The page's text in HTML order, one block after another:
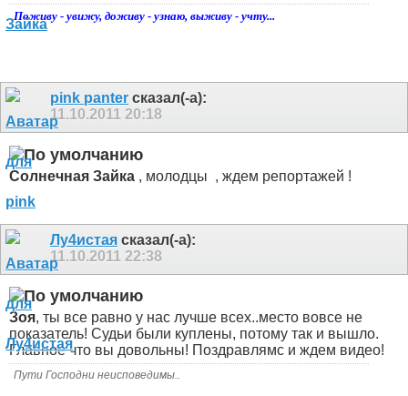
Поживу - увижу, доживу - узнаю, выживу - учту...
pink panter сказал(-а):
11.10.2011 20:18
Солнечная Зайка , молодцы , ждем репортажей !
Лу4истая сказал(-а):
11.10.2011 22:38
Зоя, ты все равно у нас лучше всех..место вовсе не
показатель! Судьи были куплены, потому так и вышло.
Главное что вы довольны! Поздравлямс и ждем видео!
Пути Господни неисповедимы..